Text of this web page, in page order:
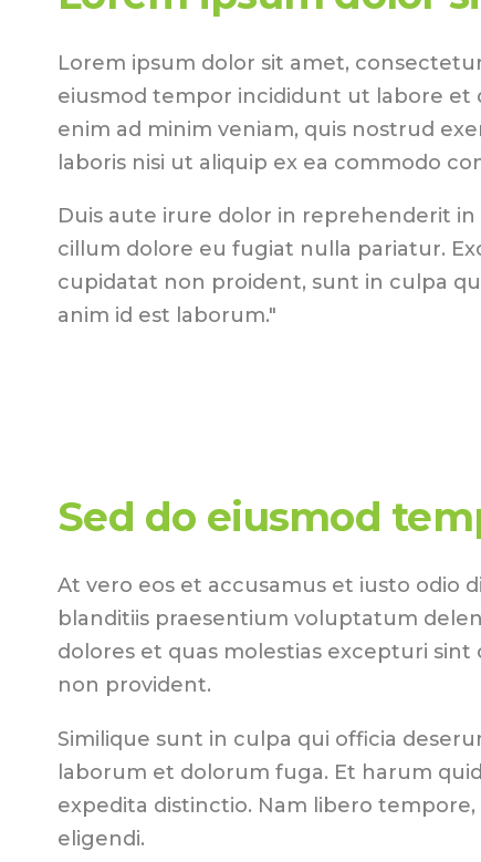
Lorem ipsum dolor sit amet,
eiusmod tempor incididunt ut labore et
enim ad minim veniam, quis nostrud
laboris nisi ut aliquip ex ea commodo
Duis aute irure dolor in reprehenderit
cillum dolore eu fugiat nulla pariatur.
cupidatat non proident, sunt in culpa
anim id est laborum."
Sed do eiusmod
At vero eos et accusamus et iusto odio
blanditiis praesentium voluptatum
dolores et quas molestias excepturi
non provident.
Similique sunt in culpa qui officia
laborum et dolorum fuga. Et harum
expedita distinctio. Nam libero
eligendi.